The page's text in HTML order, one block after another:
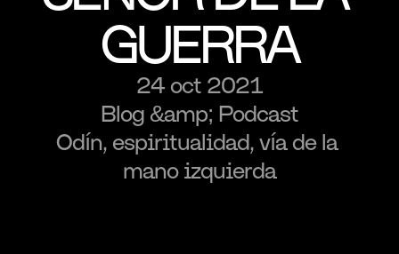
GUERRA
24 oct 2021
Blog &amp; Podcast
Odín, espiritualidad, vía de la
mano izquierda